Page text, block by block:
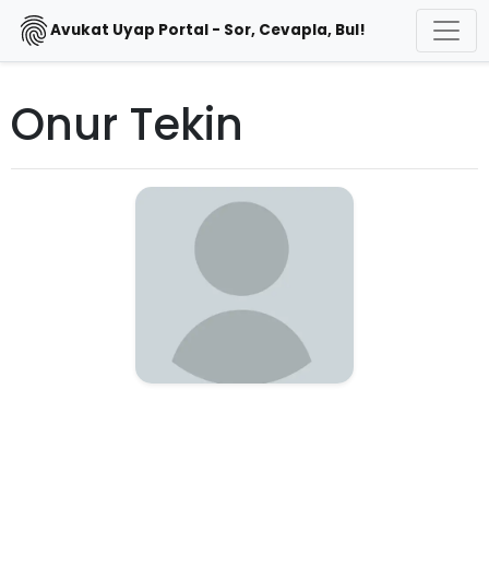
Avukat Uyap Portal - Sor, Cevapla, Bul!
Onur Tekin